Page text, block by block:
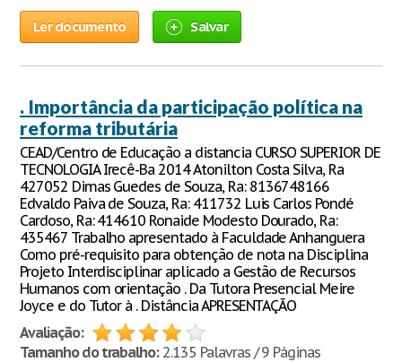
Ler documento Salvar
. Importância da participação política na
reforma tributária
CEAD/Centro de Educação a distancia CURSO SUPERIOR DE
TECNOLOGIA Irecê-Ba 2014 Atonilton Costa Silva, Ra
427052 Dimas Guedes de Souza, Ra: 8136748166
Edvaldo Paiva de Souza, Ra: 411732 Luis Carlos Pondé
Cardoso, Ra: 414610 Ronaide Modesto Dourado, Ra:
435467 Trabalho apresentado à Faculdade Anhanguera
Como pré-requisito para obtenção de nota na Disciplina
Projeto Interdisciplinar aplicado a Gestão de Recursos
Humanos com orientação . Da Tutora Presencial Meire
Joyce e do Tutor à . Distância APRESENTAÇÃO
Avaliação:
Tamanho do trabalho:2.135 Palavras / 9 Páginas